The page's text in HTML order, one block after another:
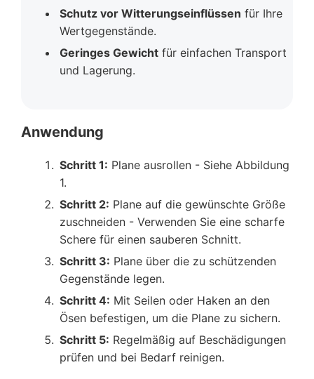
Schutz vor Witterungseinflüssen für Ihre
Wertgegenstände.
Geringes Gewicht für einfachen Transport
und Lagerung.
Anwendung
Schritt 1: Plane ausrollen - Siehe Abbildung
1.
Schritt 2: Plane auf die gewünschte Größe
zuschneiden - Verwenden Sie eine scharfe
Schere für einen sauberen Schnitt.
Schritt 3: Plane über die zu schützenden
Gegenstände legen.
Schritt 4: Mit Seilen oder Haken an den
Ösen befestigen, um die Plane zu sichern.
Schritt 5: Regelmäßig auf Beschädigungen
prüfen und bei Bedarf reinigen.